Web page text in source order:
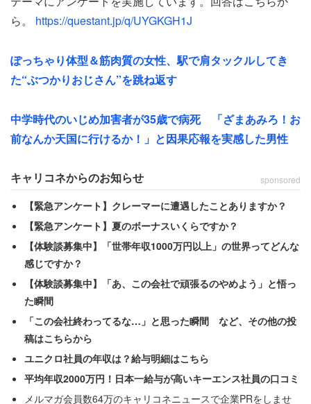
らず実家に帰る人、色々だった」
「私も覚悟して臨んだ」という就活だったが、当時の地方
国立大学という環境では、想像以上に厳しい戦いが強いら
「国立大学は私立と違って就職の面倒見が悪く、教授や就
一方で理系なのでゼミや卒業研究はハードで就活の時間を
作るのが大変だった」
「学校推薦はというと、当時は就職氷河期末期だったので
零細企業ばかりだった。私は成績はかなり良い方だったが
仕方なく自由応募で活動した」
と苦々しげに語る。時期が違えば成績上位者として優良企
業に推薦されていただろうが、大学で忙殺される中、就職
活動にも追われた。
地方特有の辛さ「就活で交通費や宿泊費が50
ら。
https://questant.jp/q/UYGKGH1J
ぽっちゃり体型＆筋肉質の女性、駅で肩タックルしてき
た“ぶつかりおじさん”を跳ね返す
中学時代のいじめ加害者が35歳で病死 「ざまあみろ！お
前なんか天国に行けるか！」と因果応報を実感した男性
キャリコネからのお知らせ sponsored
【緊急アンケート】クレーマーに遭遇したことありますか？
【緊急アンケート】夏のボーナスいくらですか？
【体験談募集中】「世帯年収1000万円以上」の世界ってどんな
感じですか？
【体験談募集中】「あ、この会社で頑張るのやめよう」と悟っ
た瞬間
「この会社終わってるな…」と思った瞬間 など、その他の投
稿はこちらから
ユニクロ社員の年収は？給与明細はこちら
平均年収2000万円！日本一給与が高いキーエンス社員の口コミ
メルマガ会員数64万のキャリコネニュースで企業PRをしませ